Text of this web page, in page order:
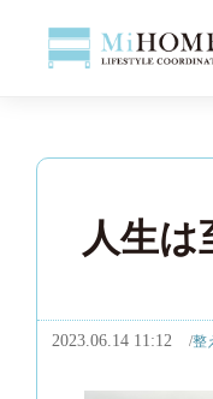
人生
2023.06.14 11:12 整